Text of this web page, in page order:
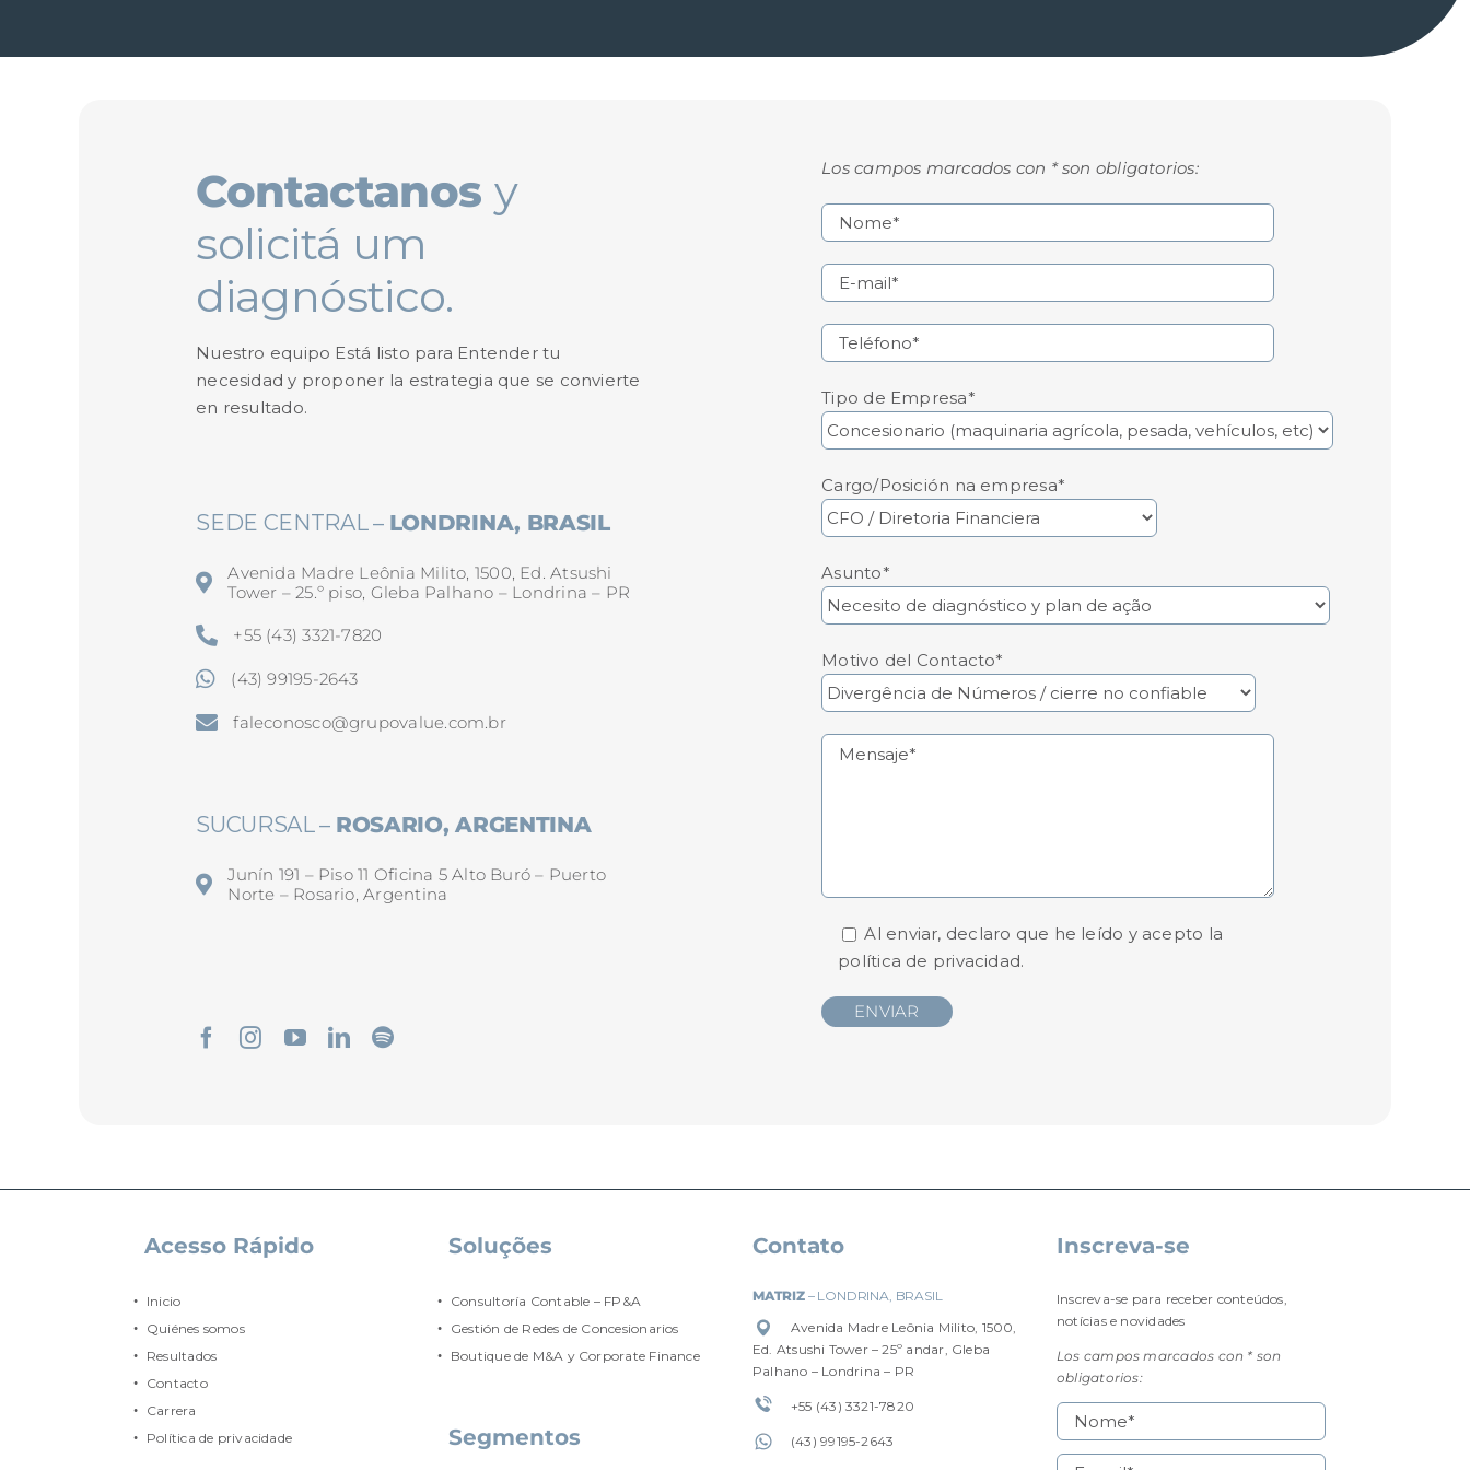
Contactanos y
solicitá um
diagnóstico.
Nuestro equipo Está listo para Entender tu
necesidad y proponer la estrategia que se convierte
en resultado.
SEDE CENTRAL – LONDRINA, BRASIL
Avenida Madre Leônia Milito, 1500, Ed. Atsushi
Tower – 25.º piso, Gleba Palhano – Londrina – PR
+55 (43) 3321-7820
(43) 99195-2643
faleconosco@grupovalue.com.br
SUCURSAL – ROSARIO, ARGENTINA
Junín 191 – Piso 11 Oficina 5 Alto Buró – Puerto
Norte – Rosario, Argentina
Los campos marcados con * son obligatorios:
Tipo de Empresa*
Cargo/Posición na empresa*
Asunto*
Motivo del Contacto*
Al enviar, declaro que he leído y acepto la
política de privacidad.
Acesso Rápido
Inicio
Quiénes somos
Resultados
Contacto
Carrera
Política de privacidade
Soluções
Consultoría Contable – FP&A
Gestión de Redes de Concesionarios
Boutique de M&A y Corporate Finance
Segmentos
Contato
MATRIZ– LONDRINA, BRASIL
Avenida Madre Leônia Milito, 1500,
Ed. Atsushi Tower – 25º andar, Gleba
Palhano – Londrina – PR
+55 (43) 3321-7820
(43) 99195-2643
Inscreva-se
Inscreva-se para receber conteúdos,
notícias e novidades
Los campos marcados con * son
obligatorios: